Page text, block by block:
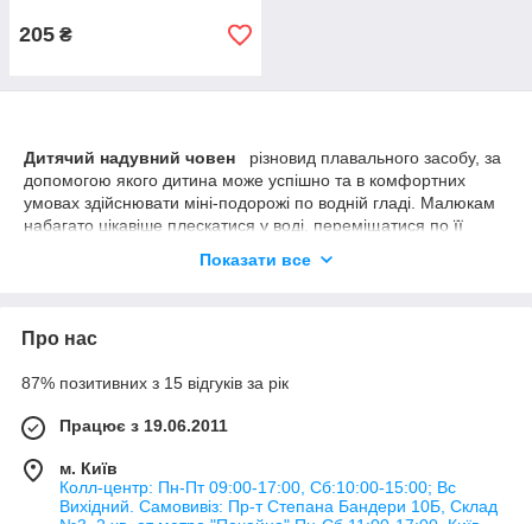
205 ₴
Дитячий надувний човен різновид плавального засобу, за
допомогою якого дитина може успішно та в комфортних
умовах здійснювати міні-подорожі по водній гладі. Малюкам
набагато цікавіше плескатися у воді, переміщатися по її
розміщуючись всередині такого кораблика. Дитина зможе
Ми пропонуємо широкий асортимент виробів,
відпочинок, супроводжується яскравими спогадами. Він буде
сприяти фізичному розвитку малюка.
Надувний човен для дітей:
характеристики
До надувним плавальним засобів пред'являються підвищені
Показати все
Про нас
87% позитивних з 15 відгуків за рік
Працює з 19.06.2011
м. Київ
Колл-центр: Пн-Пт 09:00-17:00, Сб:10:00-15:00; Вс
Вихідний. Самовивіз: Пр-т Степана Бандери 10Б, Склад